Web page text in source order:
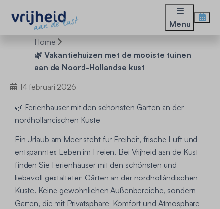
Menu
Home
🌿 Vakantiehuizen met de mooiste tuinen
aan de Noord-Hollandse kust
14 februari 2026
🌿 Ferienhäuser mit den schönsten Gärten an der
nordholländischen Küste
Ein Urlaub am Meer steht für Freiheit, frische Luft und
entspanntes Leben im Freien. Bei Vrijheid aan de Kust
finden Sie Ferienhäuser mit den schönsten und
liebevoll gestalteten Gärten an der nordholländischen
Küste. Keine gewöhnlichen Außenbereiche, sondern
Gärten, die mit Privatsphäre, Komfort und Atmosphäre